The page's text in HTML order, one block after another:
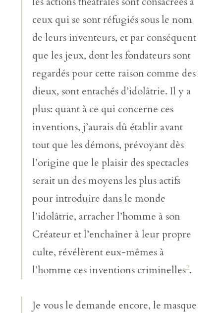
ceux qui se sont réfugiés sous le nom
de leurs inventeurs, et par conséquent
que les jeux, dont les fondateurs sont
regardés pour cette raison comme des
dieux, sont entachés d’idolâtrie. Il y a
plus: quant à ce qui concerne ces
inventions, j’aurais dû établir avant
tout que les démons, prévoyant dès
l’origine que le plaisir des spectacles
serait un des moyens les plus actifs
pour introduire dans le monde
l’idolâtrie, arracher l’homme à son
Créateur et l’enchaîner à leur propre
culte, révélèrent eux-mêmes à
l’homme ces inventions criminelles2.
Je vous le demande encore, le masque